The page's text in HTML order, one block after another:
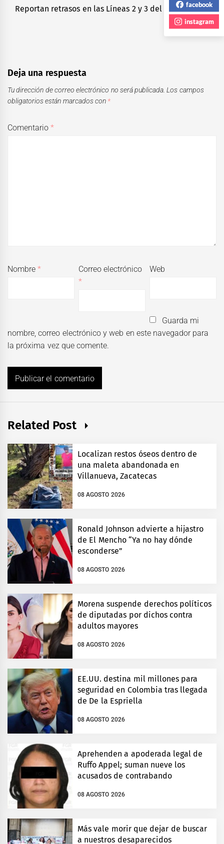
Next
Reportan retrasos en las Líneas 2 y 3 del STC Metro
Deja una respuesta
Tu dirección de correo electrónico no será publicada. Los campos
obligatorios están marcados con *
Comentario*
Nombre*
Correo electrónico
*
Web
Guarda mi
nombre, correo electrónico y web en este navegador para
la próxima vez que comente.
Related Post
Localizan restos óseos dentro de
una maleta abandonada en
Villanueva, Zacatecas
08 AGOSTO 2026
Ronald Johnson advierte a hijastro
de El Mencho “Ya no hay dónde
esconderse”
08 AGOSTO 2026
Morena suspende derechos políticos
de diputadas por dichos contra
adultos mayores
08 AGOSTO 2026
EE.UU. destina mil millones para
seguridad en Colombia tras llegada
de De la Espriella
08 AGOSTO 2026
Aprehenden a apoderada legal de
Ruffo Appel; suman nueve los
acusados de contrabando
08 AGOSTO 2026
Más vale morir que dejar de buscar
a nuestros desaparecidos
facebook
instagram